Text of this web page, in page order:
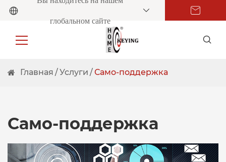
глобальном сайте
Главная Услуги Само-поддержка
Само-поддержка